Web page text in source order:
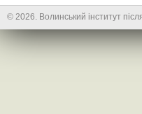
© 2026. Волинський інститут